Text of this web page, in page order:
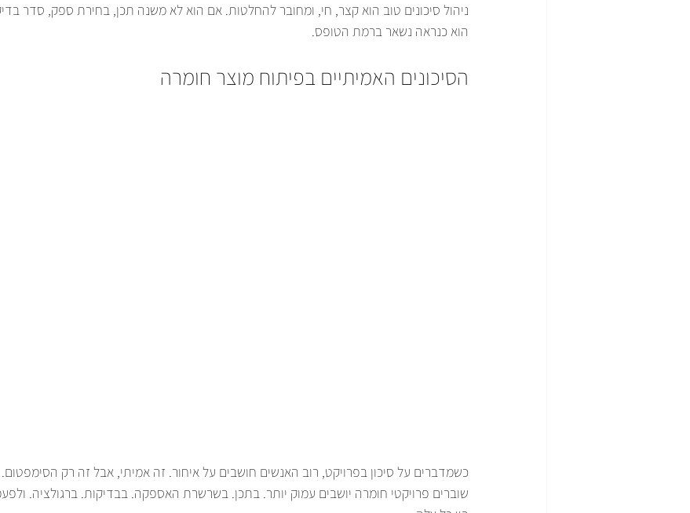
ניהול סיכונים טוב הוא קצר, חי, ומחובר להחלטות. אם הוא לא משנה תכן, בחירת ספק, סדר
הוא כנראה נשאר ברמת הטופס.
הסיכונים האמיתיים בפיתוח מוצר חומרה
כשמדברים על סיכון בפרויקט, רוב האנשים חושבים על איחור. זה אמיתי, אבל זה רק
שוברים פרויקטי חומרה יושבים עמוק יותר. בתכן. בשרשרת האספקה. בבדיקות. ברגולציה.